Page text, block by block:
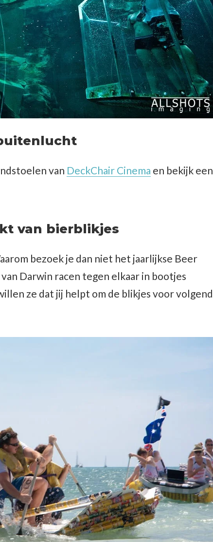
van DeckChair Cinema en bekijk een
van bierblikjes
bezoek je dan niet het jaarlijkse Beer
Darwin racen tegen elkaar in bootjes
ze dat jij helpt om de blikjes voor volgend